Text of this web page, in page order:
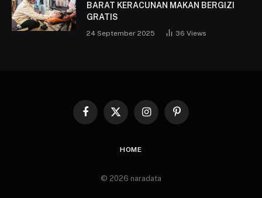
BARAT KERACUNAN MAKAN BERGIZI
GRATIS
24 September 2025 36 Views
Facebook
X
InstagramPinterest
HOME
© 2026 naradata